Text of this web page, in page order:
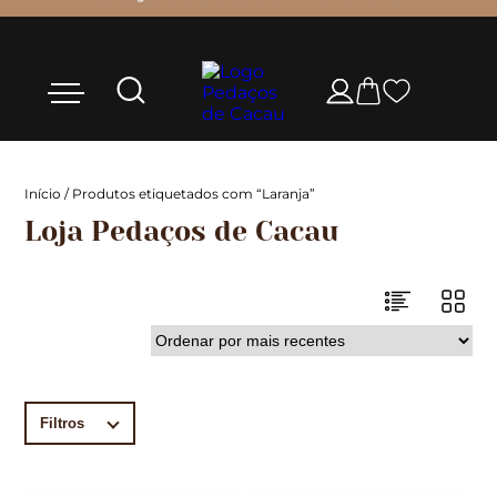
Início / Produtos etiquetados com “Laranja”
Loja Pedaços de Cacau
Filtros